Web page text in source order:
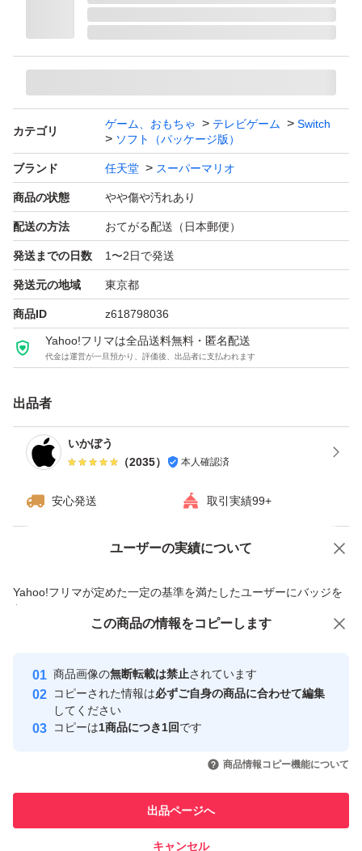
※商品はスマートフォンで撮影しております。色合いや状
態が実物とは異なる場合がございます。
#ゲーム #その他 #NintendoSwitch #Nintendo_Switch #Sw
カテゴリ
ゲーム、おもちゃ テレビゲーム
Switch
ソフト（パッケージ版）
ブランド 任天堂 スーパーマリオ
商品の状態 やや傷や汚れあり
配送の方法 おてがる配送（日本郵便）
発送までの日数 1〜2日で発送
発送元の地域 東京都
商品ID z618798036
Yahoo!フリマは全品送料無料・匿名配送
代金は運営が一旦預かり、評価後、出品者に支払われます
出品者
いかぼう
（2035） 本人確認済
安心発送 取引実績99+
ユーザーの実績について
Yahoo!フリマが定めた一定の基準を満たしたユーザーにバッジを
付与しています
安心取引出品者
心・安全なユーザーです
取引実績
引を完了させた実績があります
での取引実績があります
価格の相談 商品への質問
この商品の情報をコピーします
商品画像の無断転載は禁止されています
コピーされた情報は必ずご自身の商品に合わせて編集
してください
コピーは1商品につき1回です
商品情報コピー機能について
出品ページへ
キャンセル
この商品をみている人にオススメ